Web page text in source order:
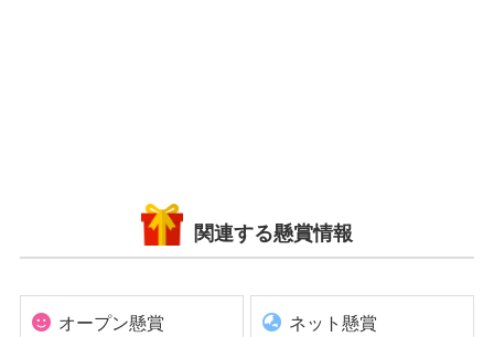
関連する懸賞情報
オープン懸賞 ネット懸賞